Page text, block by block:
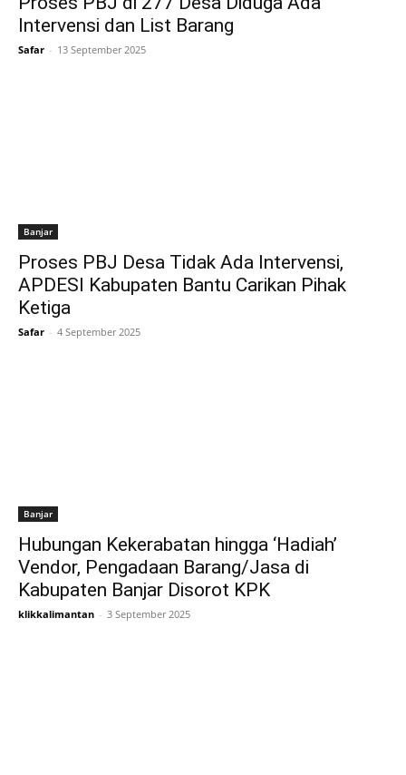
Intervensi dan List Barang
Safar - 13 September 2025
Banjar
Proses PBJ Desa Tidak Ada Intervensi,
APDESI Kabupaten Bantu Carikan Pihak
Ketiga
Safar - 4 September 2025
Banjar
Hubungan Kekerabatan hingga ‘Hadiah’
Vendor, Pengadaan Barang/Jasa di
Kabupaten Banjar Disorot KPK
klikkalimantan - 3 September 2025